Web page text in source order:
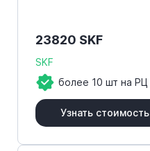
23820 SKF
SKF
более 10 шт на РЦ
Узнать стоимость